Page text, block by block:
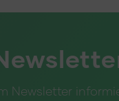
Newsletter